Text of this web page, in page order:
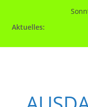
Aktuelles: